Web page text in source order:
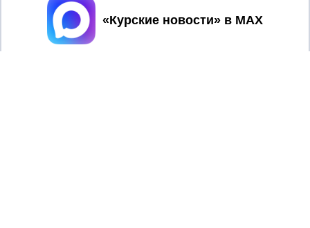
Принять